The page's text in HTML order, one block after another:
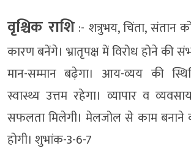
वृश्चिक राशि:- शत्रुभय, चिंता, संतान
कारण बनेंगे। भ्रातृपक्ष में विरोध होने की
मान-सम्मान बढ़ेगा। आय-व्यय की
स्वास्थ्य उत्तम रहेगा। व्यापार व
सफलता मिलेगी। मेलजोल से काम
होगी। शुभांक-3-6-7